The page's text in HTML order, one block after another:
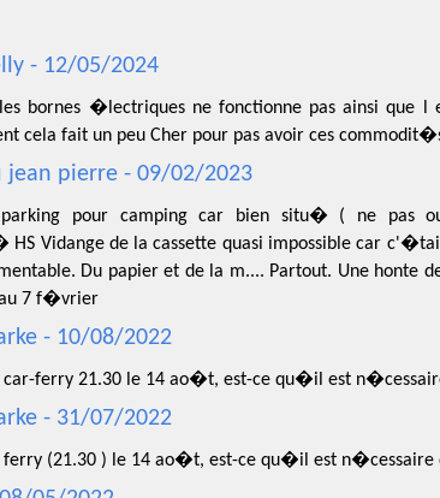
- 12/05/2024
bornes �lectriques ne fonctionne pas ainsi que l
cela fait un peu Cher pour pas avoir ces
jean pierre - 09/02/2023
pour camping car bien situ� ( ne pas
Vidange de la cassette quasi impossible car
Du papier et de la m.... Partout. Une honte
7 f�vrier
- 10/08/2022
car-ferry 21.30 le 14 ao�t, est-ce qu�il est
- 31/07/2022
ferry (21.30 ) le 14 ao�t, est-ce qu�il est